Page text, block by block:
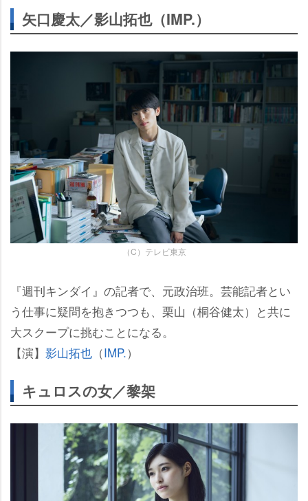
矢口慶太／影山拓也（IMP.）
（C）テレビ東京
『週刊キンダイ』の記者で、元政治班。芸能記者とい
う仕事に疑問を抱きつつも、栗山（桐谷健太）と共に
大スクープに挑むことになる。
【演】 影山拓也 （IMP.）
キュロスの女／黎架